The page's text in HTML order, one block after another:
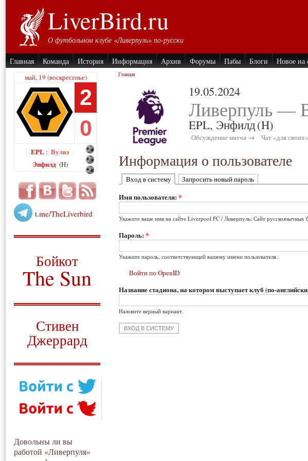
LiverBird.ru
О футбольном клубе «Ливерпуль» по-русски
Главная Команда История Информация Архив Форумы Пабы Блоги Новое на
май, 19 (воскресенье)
2
0
EPL : Вулвз
Энфилд (H)
t.me/TheLiverbird
Бойкот
The Sun
Стивен
Джеррард
Довольны ли вы
работой «Ливерпуля»
Главная
19.05.2024
Ливерпуль —
EPL, Энфилд(H)
Обсуждение матча → Чат «для
Информация о пользователе
Вход в систему Запросить новый пароль
Имя пользователя:*
Укажите ваше имя на сайте Liverpool FC / Ливерпуль: Сайт русскоязычных
Пароль:*
Укажите пароль, соответствующий вашему имени пользователя.
Войти по OpenID
Название стадиона, на котором выступает клуб (по-
Назовите верный вариант.